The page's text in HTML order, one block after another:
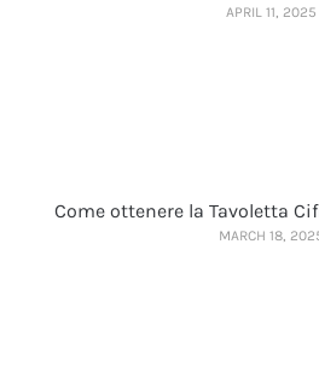
APRIL 11, 2025
Come ottenere la Tavoletta
MARCH 18,